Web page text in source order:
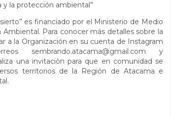
la protección ambiental”
es financiado por el Ministerio de Medio
Para conocer más detalles sobre la
a la Organización en su cuenta de Instagram
sembrando.atacama@gmail.com y
una invitaciòn para que en comunidad se
territorios de la Región de Atacama e